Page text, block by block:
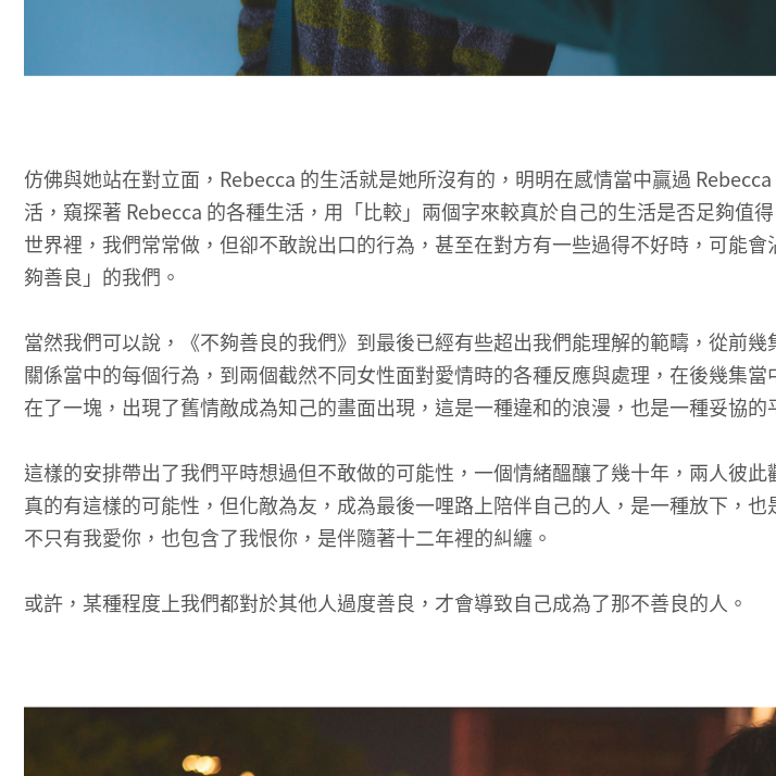
仿佛與她站在對立面，Rebecca 的生活就是她所沒有的，明明在感情當中贏過
活，窺探著 Rebecca 的各種生活，用「比較」兩個字來較真於自己的生活是否足夠值
世界裡，我們常常做，但卻不敢說出口的行為，甚至在對方有一些過得不好時，可能
夠善良」的我們。
當然我們可以說，《不夠善良的我們》到最後已經有些超出我們能理解的範疇，從前
關係當中的每個行為，到兩個截然不同女性面對愛情時的各種反應與處理，在後幾集
在了一塊，出現了舊情敵成為知己的畫面出現，這是一種違和的浪漫，也是一種妥協的
這樣的安排帶出了我們平時想過但不敢做的可能性，一個情緒醞釀了幾十年，兩人彼
真的有這樣的可能性，但化敵為友，成為最後一哩路上陪伴自己的人，是一種放下，
不只有我愛你，也包含了我恨你，是伴隨著十二年裡的糾纏。
或許，某種程度上我們都對於其他人過度善良，才會導致自己成為了那不善良的人。